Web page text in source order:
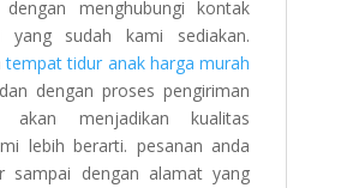
menghubungi kontak
yang sudah kami sediakan.
tempat tidur anak harga murah
dengan proses pengiriman
akan menjadikan kualitas
lebih berarti. pesanan anda
sampai dengan alamat yang